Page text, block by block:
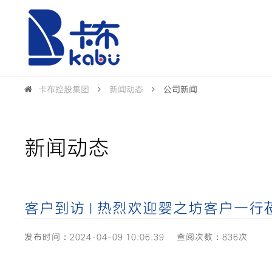
卡布控股集团 新闻动态 公司新闻
新闻动态
客户到访 I 热烈欢迎婴之坊客户一行
发布时间：2024-04-09 10:06:39 查阅次数：836次